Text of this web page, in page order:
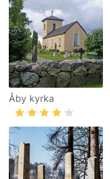
Åby kyrka